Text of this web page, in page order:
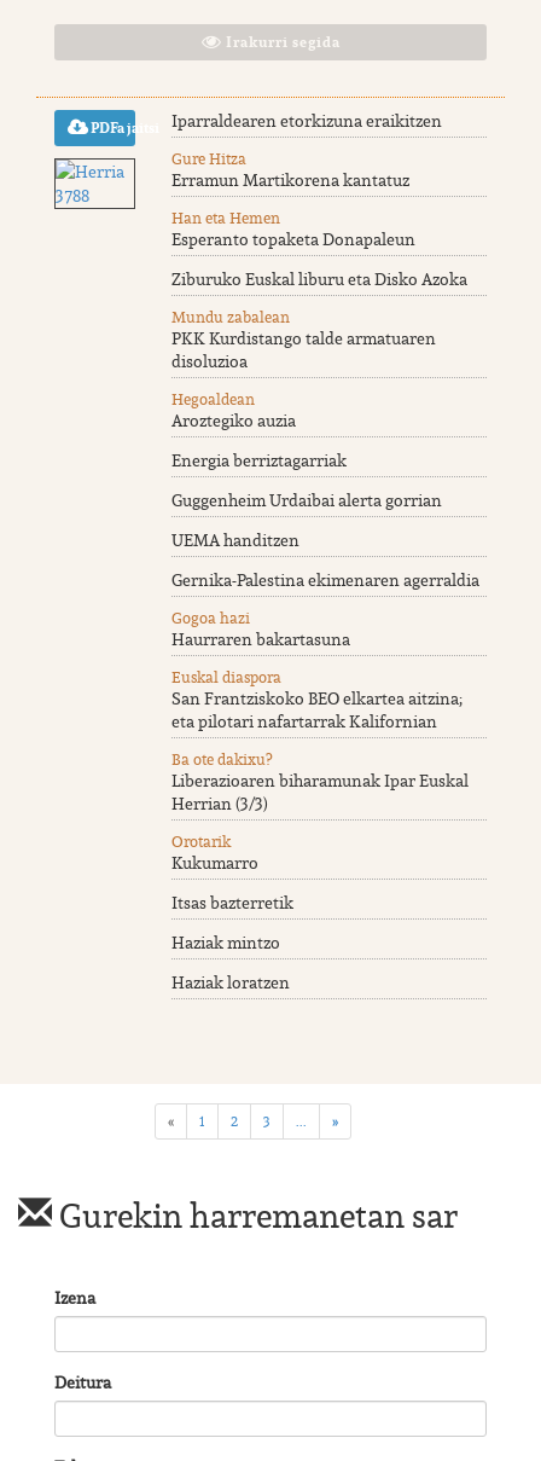
Irakurri segida
PDFa jaitsi Iparraldearen etorkizuna eraikitzen
Gure Hitza
Erramun Martikorena kantatuz
Han eta Hemen
Esperanto topaketa Donapaleun
Ziburuko Euskal liburu eta Disko Azoka
Mundu zabalean
PKK Kurdistango talde armatuaren
disoluzioa
Hegoaldean
Aroztegiko auzia
Energia berriztagarriak
Guggenheim Urdaibai alerta gorrian
UEMA handitzen
Gernika-Palestina ekimenaren agerraldia
Gogoa hazi
Haurraren bakartasuna
Euskal diaspora
San Frantziskoko BEO elkartea aitzina;
eta pilotari nafartarrak Kalifornian
Ba ote dakixu?
Liberazioaren biharamunak Ipar Euskal
Herrian (3/3)
Orotarik
Kukumarro
Itsas bazterretik
Haziak mintzo
Haziak loratzen
« 1 2 3 »
Gurekin harremanetan sar
Izena
Deitura